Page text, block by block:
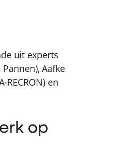
uit experts
Aafke
RECRON) en
op